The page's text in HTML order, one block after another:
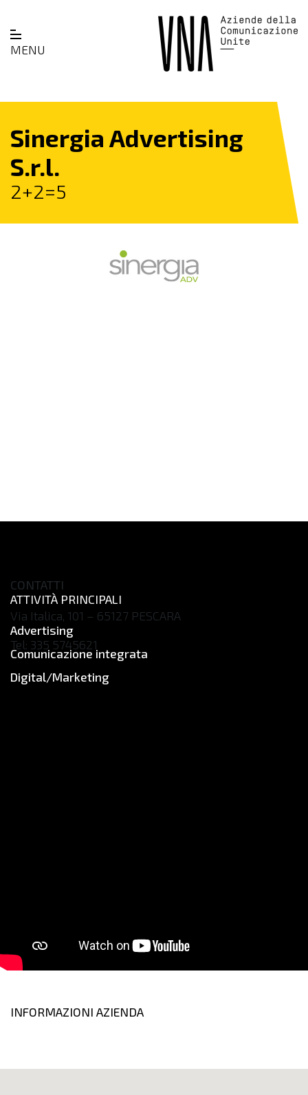
MENU
Sinergia Advertising
S.r.l.
2+2=5
CONTATTI
Via Italica, 101 – 65127 PESCARA
Tel: 335 5745621
ATTIVITÀ PRINCIPALI
Advertising
Comunicazione integrata
Digital/Marketing
INFORMAZIONI AZIENDA